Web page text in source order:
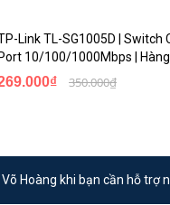
Link TL-SG1005D | Switch
Port 10/100/1000Mbps |
350.000₫
Hoàng khi bạn cần hỗ trợ